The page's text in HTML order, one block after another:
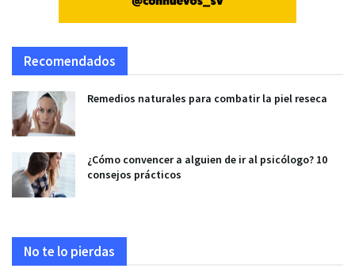
Recomendados
Remedios naturales para combatir la piel reseca
¿Cómo convencer a alguien de ir al psicólogo? 10
consejos prácticos
No te lo pierdas